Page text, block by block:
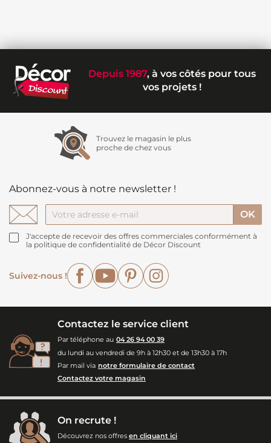
Depuis 1987, à vos côtés pour tous
vos projets !
Trouvez le magasin le plus
proche de chez vous
Abonnez-vous à notre newsletter !
J'accepte de recevoir des offres commerciales conformément à
la politique de confidentialité de Décor Discount
Suivez-nous !
FacebookYouTubePinterest
Contactez le service client
Par téléphone au 04 26 94 00 39
du lundi au vendredi de 9h à 12h30 et de 13h30 à 17h
Par mail via notre formulaire de contact
Contactez votre magasin
On recrute !
Découvrez nos offres en cliquant ici